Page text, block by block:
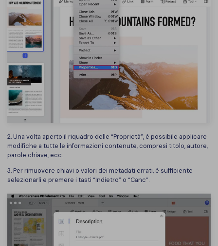
2. Una volta aperto il riquadro delle “Proprietà”, è possibile applicare
modifiche a tutte le informazioni contenute, compresi titolo, autore,
parole chiave, ecc.
3. Per rimuovere chiavi o valori dei metadati errati, è sufficiente
selezionarli e premere i tasti “Indietro” o “Canc”.